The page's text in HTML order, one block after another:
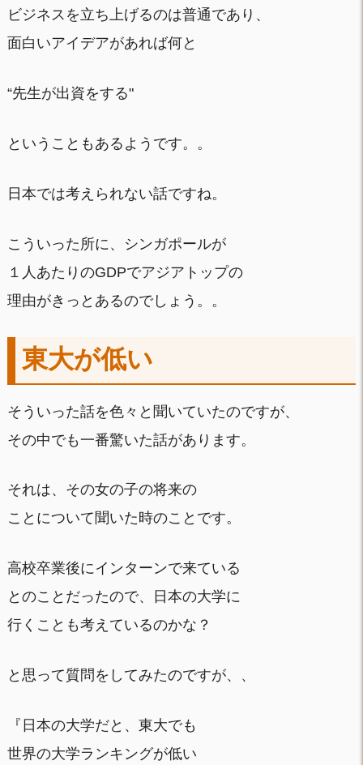
ビジネスを立ち上げるのは普通であり、
面白いアイデアがあれば何と
“先生が出資をする"
ということもあるようです。。
日本では考えられない話ですね。
こういった所に、シンガポールが
１人あたりのGDPでアジアトップの
理由がきっとあるのでしょう。。
東大が低い
そういった話を色々と聞いていたのですが、
その中でも一番驚いた話があります。
それは、その女の子の将来の
ことについて聞いた時のことです。
高校卒業後にインターンで来ている
とのことだったので、日本の大学に
行くことも考えているのかな？
と思って質問をしてみたのですが、、
『日本の大学だと、東大でも
世界の大学ランキングが低い